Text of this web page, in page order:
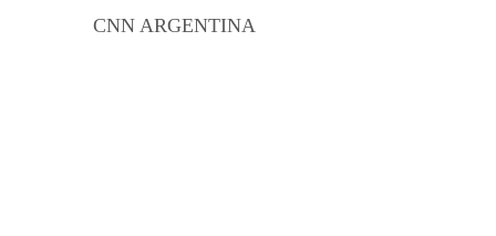
CNN ARGENTINA